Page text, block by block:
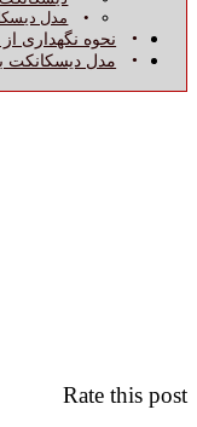
مدل
نحوه نگهداری
مدل دیسکانکت
Rate this post